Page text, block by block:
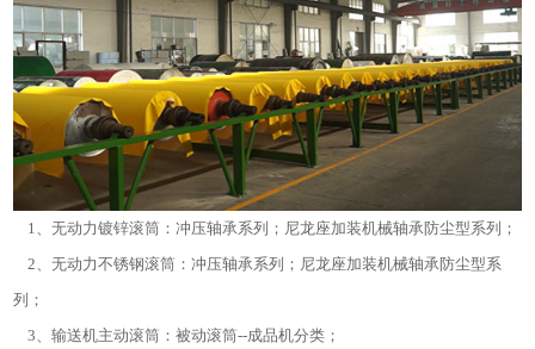
1、无动力镀锌滚筒：冲压轴承系列；尼龙座加装机械轴承防尘型系列；
2、无动力不锈钢滚筒：冲压轴承系列；尼龙座加装机械轴承防尘型系
列；
3、输送机主动滚筒：被动滚筒--成品机分类；